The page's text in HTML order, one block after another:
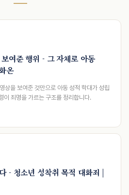
여준 행위 - 그 자체로 아동
온
상을 보여준 것만으로 아동 성적 학대가 성립
이 죄명을 가르는 구조를 정리합니다.
- 청소년 성착취 목적 대화죄 |